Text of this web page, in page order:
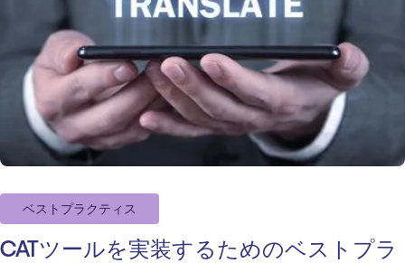
ベストプラクティス
CATツールを実装するためのベストプラ